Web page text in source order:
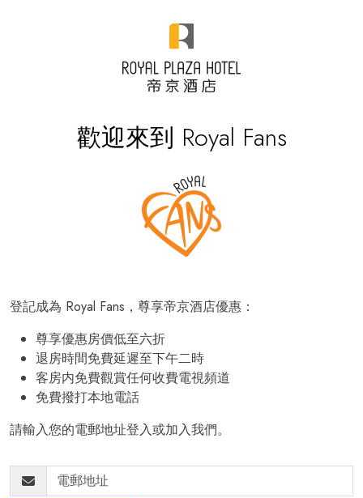
歡迎來到 Royal Fans
登記成為 Royal Fans，尊享帝京酒店優惠：
尊享優惠房價低至六折
退房時間免費延遲至下午二時
客房内免費觀賞任何收費電視頻道
免費撥打本地電話
請輸入您的電郵地址登入或加入我們。